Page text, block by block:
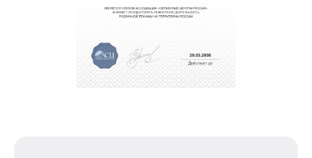
обеспечат доставку устройств в сервис в
полной сохранности и бесплатно.
положительные отзывы и обрели отличную
репутацию. Мы постоянно совершенствуемся и